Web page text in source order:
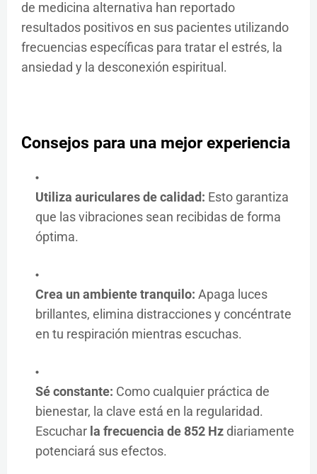
de medicina alternativa han reportado
resultados positivos en sus pacientes utilizando
frecuencias específicas para tratar el estrés, la
ansiedad y la desconexión espiritual.
Consejos para una mejor experiencia
Utiliza auriculares de calidad: Esto garantiza
que las vibraciones sean recibidas de forma
óptima.
Crea un ambiente tranquilo: Apaga luces
brillantes, elimina distracciones y concéntrate
en tu respiración mientras escuchas.
Sé constante: Como cualquier práctica de
bienestar, la clave está en la regularidad.
Escuchar la frecuencia de 852 Hzdiariamente
potenciará sus efectos.